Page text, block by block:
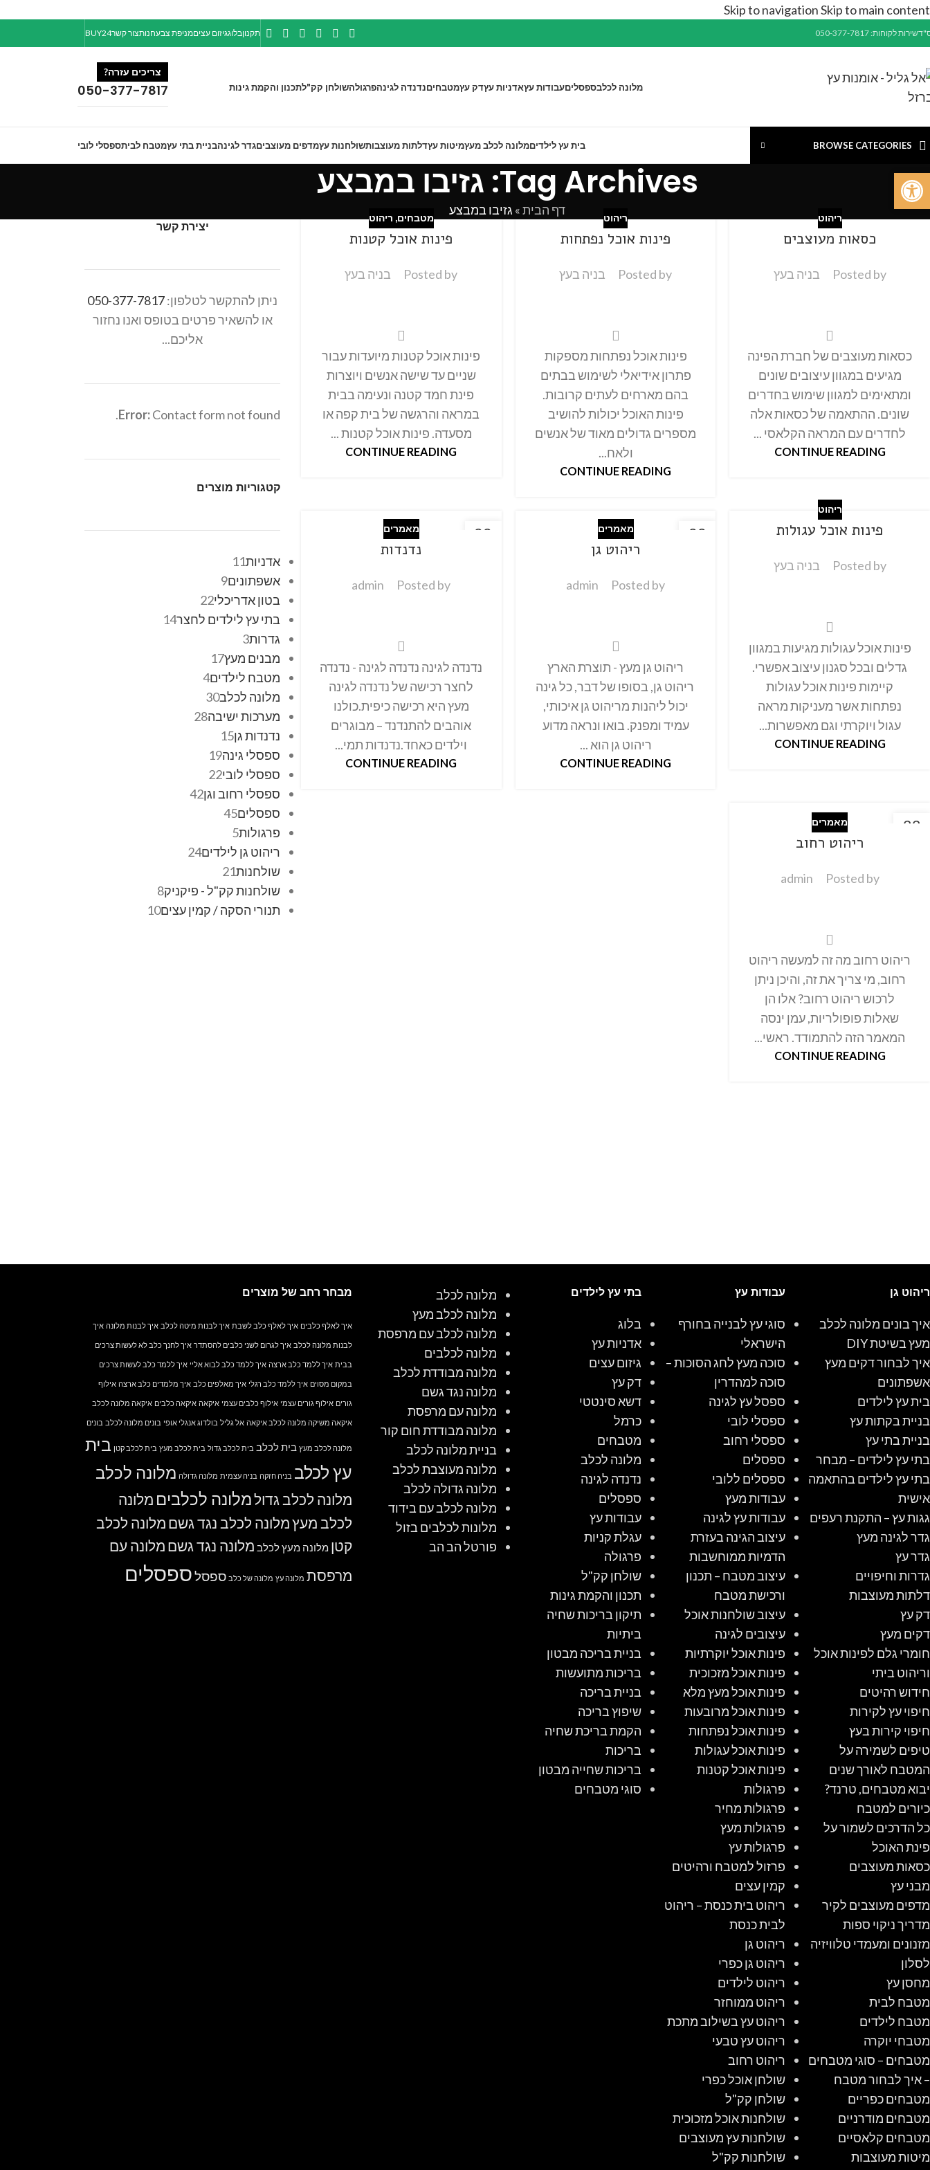
Skip to navigationSkip to main content
שירות לקוחות: 050-377-7817 תקנוןבלוגגיזום עציםמניפת צבעחנותצור קשרBUY24
מלונה לכלבספסליםעבודות עץאדניות עץדק עץמטבחיםנדנדה לגינהפרגולהשולחן קק"לתכנון והקמת גינות
צריכים עזרה?
050-377-7817
BROWSE CATEGORIES בית עץ לילדיםמלונה לכלב מעץמיטות עץדלתות מעוצבותשולחנות עץמדפים מעוצביםגדר לגינהבניית בתי עץמטבח לביתספסלי לובי
Tag Archives: גזיבו במבצע
דף הבית» גזיבו במבצע
ריהוט
כסאות מעוצבים
Posted by בניה בעץ
כסאות מעוצבים של חברת הפינה
מגיעים במגוון עיצובים שונים
ומתאימים למגוון שימוש בחדרים
שונים. ההתאמה של כסאות אלה
לחדרים עם המראה הקלאסי ...
CONTINUE READING
ריהוט
פינות אוכל נפתחות
Posted by בניה בעץ
פינות אוכל נפתחות מספקות
פתרון אידיאלי לשימוש בבתים
בהם מארחים לעתים קרובות.
פינות האוכל יכולות להושיב
מספרים גדולים מאוד של אנשים
ולאח...
CONTINUE READING
מטבחים, ריהוט
פינות אוכל קטנות
Posted by בניה בעץ
פינות אוכל קטנות מיועדות עבור
שניים עד שישה אנשים ויוצרות
פינת חמד קטנה ונעימה בבית
במראה והרגשה של בית קפה או
מסעדה. פינות אוכל קטנות ...
CONTINUE READING
ריהוט
פינות אוכל עגולות
Posted by בניה בעץ
פינות אוכל עגולות מגיעות במגוון
גדלים ובכל סגנון עיצוב אפשרי.
קיימות פינות אוכל עגולות
נפתחות אשר מעניקות מראה
עגול ויוקרתי וגם מאפשרות...
CONTINUE READING
22 מאמרים
ריהוט גן
Posted by
admin
ריהוט גן מעץ - תוצרת הארץ
ריהוט גן, בסופו של דבר, כל גינה
יכול ליהנות מריהוט גן איכותי,
עמיד ומפנק. בואו ונראה מדוע
ריהוט גן הוא ...
CONTINUE READING
22 מאמרים
נדנדות
Posted by
admin
נדנדה לגינה נדנדה לגינה - נדנדה
לחצר רכישה של נדנדה לגינה
מעץ היא רכישה כיפית.כולנו
אוהבים להתנדנד – מבוגרים
וילדים כאחד.נדנדות תמי...
CONTINUE READING
22 מאמרים
ריהוט רחוב
Posted by
admin
ריהוט רחוב מה זה למעשה ריהוט
רחוב, מי צריך את זה, והיכן ניתן
לרכוש ריהוט רחוב? אלו הן
שאלות פופולריות, עמן ינסה
המאמר הזה להתמודד. ראשי...
CONTINUE READING
יצירת קשר
ניתן להתקשר לטלפון:050-377-7817
או להשאיר פרטים בטופס ואנו נחזור
אליכם...
Error:Contact form not found.
קטגוריות מוצרים
אדניות11
אשפתונים9
בטון אדריכלי22
בתי עץ לילדים לחצר14
גדרות3
מבנים מעץ17
מטבח לילדים4
מלונה לכלב30
מערכות ישיבה28
נדנדות גן15
ספסלי גינה19
ספסלי לובי22
ספסלי רחוב וגן42
ספסלים45
פרגולות5
ריהוט גן לילדים24
שולחנות21
שולחנות קק"ל - פיקניק8
תנורי הסקה / קמין עצים10
ריהוט גן
איך בונים מלונה לכלב
מעץ בשיטת DIY
איך לבחור דקים מעץ
אשפתונים
בית עץ לילדים
בניית בקתות עץ
בניית בתי עץ
בתי עץ לילדים – מבחר
בתי עץ לילדים בהתאמה
אישית
גגות עץ – התקנת רעפים
גדר לגינה מעץ
גדר עץ
גדרות וחיפויים
דלתות מעוצבות
דק עץ
דקים מעץ
חומרי גלם לפינות אוכל
וריהוט ביתי
חידוש רהיטים
חיפוי עץ לקירות
חיפוי קירות בעץ
טיפים לשמירה על
המטבח לאורך שנים
יבוא מטבחים, טרנד?
כיורים למטבח
כל הדרכים לשמור על
פינת האוכל
כסאות מעוצבים
מבני עץ
מדפים מעוצבים לקיר
מדריך ניקוי ספות
מזנונים ומעמדי טלוויזיה
לסלון
מחסן עץ
מטבח לבית
מטבח לילדים
מטבחי יוקרה
מטבחים – סוגי מטבחים
– איך לבחור מטבח
מטבחים כפריים
מטבחים מודרניים
מטבחים קלאסיים
מיטות מעוצבות
עבודות עץ
סוגי עץ לבנייה בחורף
הישראלי
סוכה מעץ לחג הסוכות –
סוכה למהדרין
ספסל עץ לגינה
ספסלי לובי
ספסלי רחוב
ספסלים
ספסלים ללובי
עבודות מעץ
עבודות עץ לגינה
עיצוב הגינה בעזרת
הדמיות ממוחשבות
עיצוב מטבח – תכנון
ורכישת מטבח
עיצוב שולחנות אוכל
עיצובים לגינה
פינות אוכל יוקרתיות
פינות אוכל מזכוכית
פינות אוכל מעץ מלא
פינות אוכל מרובעות
פינות אוכל נפתחות
פינות אוכל עגולות
פינות אוכל קטנות
פרגולות
פרגולות מחיר
פרגולות מעץ
פרגולות עץ
פרזול למטבח ורהיטים
קמין עצים
ריהוט בית כנסת – ריהוט
לבית כנסת
ריהוט גן
ריהוט גן כפרי
ריהוט לילדים
ריהוט ממוחזר
ריהוט עץ בשילוב מתכת
ריהוט עץ טבעי
ריהוט רחוב
שולחן אוכל כפרי
שולחן קק"ל
שולחנות אוכל מזכוכית
שולחנות עץ מעוצבים
שולחנות קק"ל
בתי עץ לילדים
בלוג
אדניות עץ
גיזום עצים
דק עץ
דשא סינטטי
כרמל
מטבחים
מלונה לכלב
נדנדה לגינה
ספסלים
עבודות עץ
עגלת קניות
פרגולה
שולחן קק"ל
תכנון והקמת גינות
תיקון בריכות שחיה
ביתיות
בניית בריכה מבטון
בריכות מתועשות
בניית בריכה
שיפוץ בריכה
הקמת בריכת שחיה
בריכות
בריכות שחייה מבטון
סוגי מטבחים
מלונה לכלב
מלונה לכלב מעץ
מלונה לכלב עם מרפסת
מלונה לכלבים
מלונה מבודדת לכלב
מלונה נגד גשם
מלונה עם מרפסת
מלונה מבודדת חום קור
בניית מלונה לכלב
מלונה מעוצבת לכלב
מלונה גדולה לכלב
מלונה לכלב עם בידוד
מלונות לכלבים בזול
פורטל הב הב
מבחר רחב של מוצרים
איך לאלף כלבים איך לאלף כלב לשבת איך לבנות מיטה לכלב איך לבנות מלונה איך
לבנות מלונה לכלב איך לגרום לשני כלבים להסתדר איך לחנך כלב לא לעשות צרכים
בבית איך ללמד כלב ארצה איך ללמד כלב לבוא אליי איך ללמד כלב לעשות צרכים
במקום מסוים איך ללמד כלב רגלי איך מאלפים כלב איך מלמדים כלב ארצה אילוף
גורים אילוף גורים עצמי אילוף כלבים עצמי איקאה איקאה כלבים איקאה מלונה לכלב
איקאה משיקה מלונה לכלב איקאה אל גליל בולדוג אנגלי אופי בונים מלונה לכלב בונים
מלונה לכלב מעץ בית לכלב בית לכלב גדול בית לכלב מעץ בית לכלב קטן בית
עץ לכלב בניה חזקה בניה עצמית מלונה גדולה מלונה לכלב
מלונה לכלב גדולמלונה לכלבים מלונה
לכלב מעץמלונה לכלב נגד גשם מלונה לכלב
קטן מלונה מעץ לכלב מלונה נגד גשם מלונה עם
מרפסת מלונה עץ מלונה של כלב ספסלספסלים
פתח סרגל נגישות